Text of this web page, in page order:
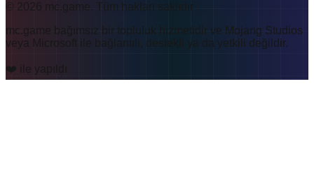
© 2026 mc.game. Tüm hakları saklıdır
mc.game bağımsız bir topluluk hizmetidir ve Mojang Studios
veya Microsoft ile bağlantılı, destekli ya da yetkili değildir.
❤️ ile yapıldı